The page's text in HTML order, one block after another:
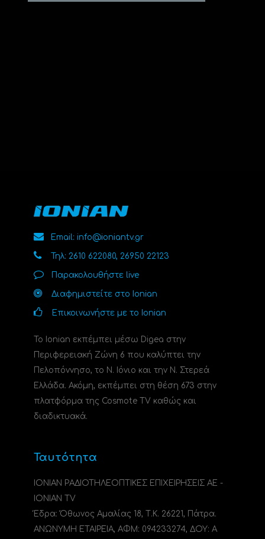
Email: info@ioniantv.gr
Τηλ: 2610 622080, 26950 22123
Παρακολουθήστε live
Διαφημιστείτε στο Ionian
Επικοινωνήστε με το Ionian
Το Ionian εκπέμπει μέσω Digea στην
Περιφερειακή Ζώνη 6 που καλύπτει την
Πελοπόννησο, το N. Ιόνιο και την Ν. Στερεά
Ελλάδα. Ακόμη, εκπέμπει στη θέση 673 στην
πλατφόρμα της Cosmote TV καθώς και
διαδικτυακά.
Ταυτότητα
ΙΟΝΙΑΝ ΡΑΔΙΟΤΗΛΕΟΠΤΙΚΕΣ ΕΠΙΧΕΙΡΗΣΕΙΣ ΑΕ -
IONIAN TV
Έδρα: Όθωνος Αμαλίας 18, Τ.Κ. 26221, Πάτρα.
ΑΝΩΝΥΜΗ ΕΤΑΙΡΕΙΑ, ΑΦΜ: 094233274, ΔΟΥ: A